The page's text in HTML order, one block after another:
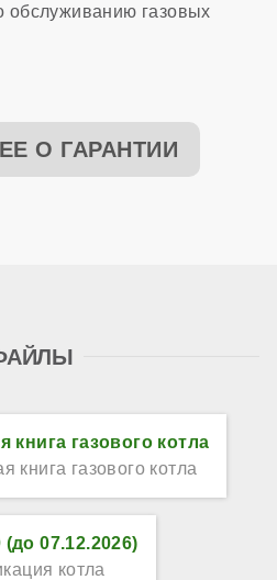
обслуживанию газовых
О ГАРАНТИИ
книга газового котла
книга газового котла
07.12.2026)
котла